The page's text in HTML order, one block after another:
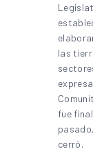
las
fue
cerró.